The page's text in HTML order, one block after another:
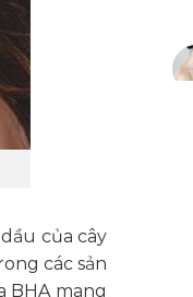
của cây
các sản
BHA mang